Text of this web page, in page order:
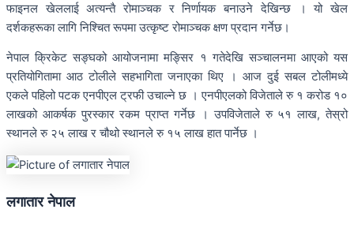
फाइनल खेललाई अत्यन्तै रोमाञ्चक र निर्णायक बनाउने देखिन्छ । यो खेल
दर्शकहरूका लागि निश्चित रूपमा उत्कृष्ट रोमाञ्चक क्षण प्रदान गर्नेछ।
नेपाल क्रिकेट सङ्घको आयोजनामा मङ्सिर १ गतेदेखि सञ्चालनमा आएको यस
प्रतियोगितामा आठ टोलीले सहभागिता जनाएका थिए । आज दुई सबल टोलीमध्ये
एकले पहिलो पटक एनपीएल ट्रफी उचाल्ने छ । एनपीएलको विजेताले रु १ करोड १०
लाखको आकर्षक पुरस्कार रकम प्राप्त गर्नेछ । उपविजेताले रु ५१ लाख, तेस्रो
स्थानले रु २५ लाख र चौथो स्थानले रु १५ लाख हात पार्नेछ ।
लगातार नेपाल